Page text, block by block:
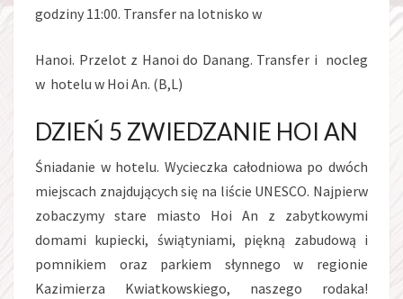
godziny 11:00. Transfer na lotnisko w
Hanoi. Przelot z Hanoi do Danang. Transfer i nocleg
w hotelu w Hoi An. (B,L)
DZIEŃ 5 ZWIEDZANIE HOI AN
Śniadanie w hotelu. Wycieczka całodniowa po dwóch
miejscach znajdujących się na liście UNESCO. Najpierw
zobaczymy stare miasto Hoi An z zabytkowymi
domami kupiecki, świątyniami, piękną zabudową i
pomnikiem oraz parkiem słynnego w regionie
Kazimierza Kwiatkowskiego, naszego rodaka!